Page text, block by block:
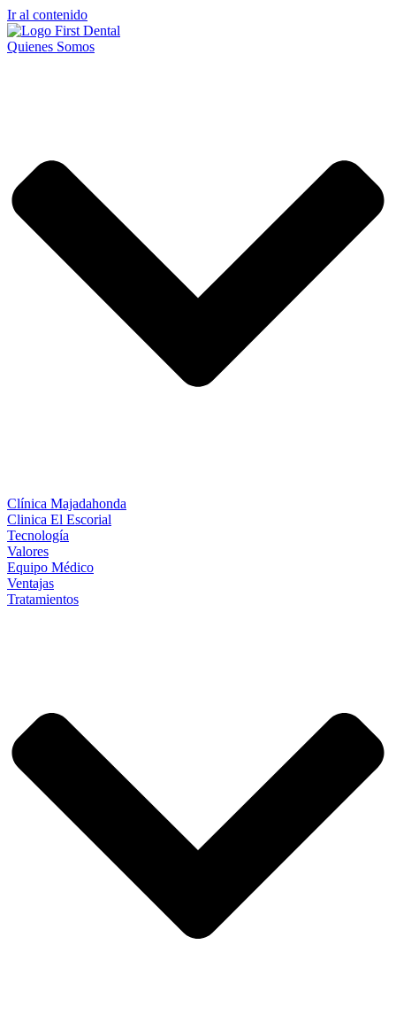
Ir al contenido
Quienes Somos
Clínica Majadahonda
Clinica El Escorial
Tecnología
Valores
Equipo Médico
Ventajas
Tratamientos